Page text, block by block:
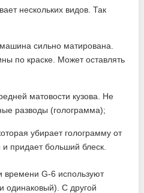
нескольких видов. Так
сильно матирована.
по краске. Может оставлять
матовости кузова. Не
разводы (голограмма);
убирает голограмму от
придает больший блеск.
времени G-6 используют
одинаковый). С другой